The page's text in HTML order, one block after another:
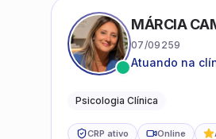
MÁRCIA
07/09259
Atuando na
suas
Psicologia Clínica
CRP ativo Online